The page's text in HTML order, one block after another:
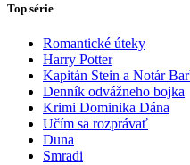
Top série
Romantické úteky
Harry Potter
Kapitán Stein a Notár
Denník odvážneho bojka
Krimi Dominika Dána
Učím sa rozprávať
Duna
Smradi